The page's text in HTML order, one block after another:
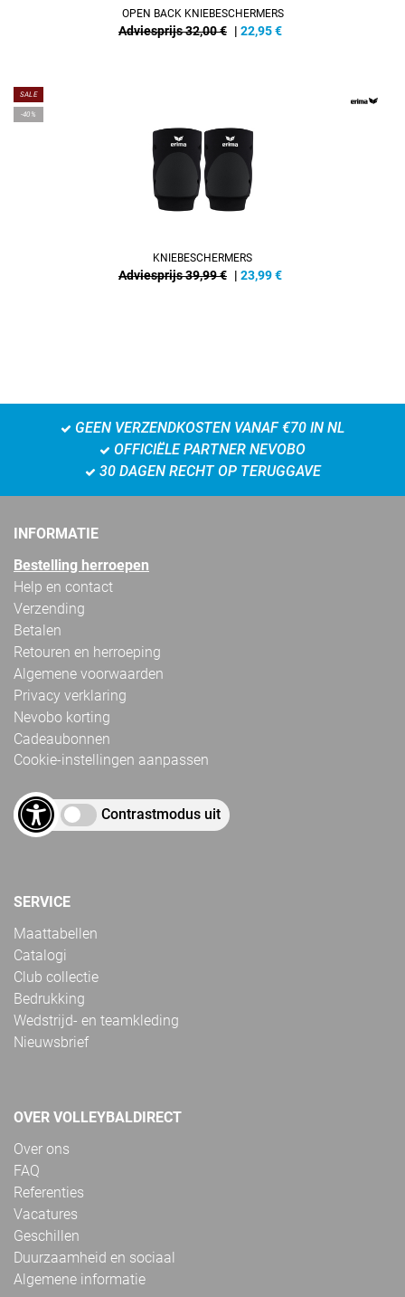
OPEN BACK KNIEBESCHERMERS
Adviesprijs 32,00 € | 22,95€
SALE
-40%
KNIEBESCHERMERS
Adviesprijs 39,99 € | 23,99€
GEEN VERZENDKOSTEN VANAF €70 IN NL
OFFICIËLE PARTNER NEVOBO
30 DAGEN RECHT OP TERUGGAVE
INFORMATIE
Bestelling herroepen
Help en contact
Verzending
Betalen
Retouren en herroeping
Algemene voorwaarden
Privacy verklaring
Nevobo korting
Cadeaubonnen
Cookie-instellingen aanpassen
Contrastmodus uit
SERVICE
Maattabellen
Catalogi
Club collectie
Bedrukking
Wedstrijd- en teamkleding
Nieuwsbrief
OVER VOLLEYBALDIRECT
Over ons
FAQ
Referenties
Vacatures
Geschillen
Duurzaamheid en sociaal
Algemene informatie